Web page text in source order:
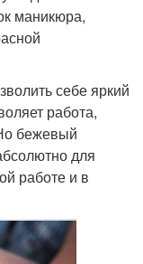
маникюра,
себе яркий
работа,
бежевый
для
работе и в